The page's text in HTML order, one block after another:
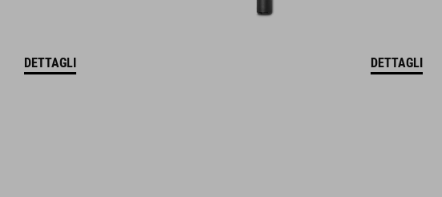
DETTAGLI DETTAGLI